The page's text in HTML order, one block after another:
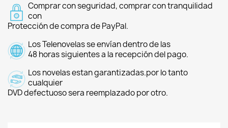
Comprar con seguridad, comprar con tranquilidad
con
Protección de compra de PayPal.
Los Telenovelas se envían dentro de las
48 horas siguientes a la recepción del pago.
Los novelas estan garantizadas.por lo tanto
cualquier
DVD defectuoso sera reemplazado por otro.